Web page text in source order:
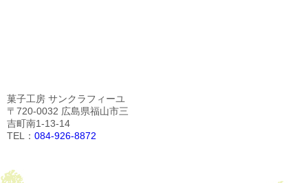
菓子工房 サンクラフィーユ
〒720-0032 広島県福山市三
吉町南1-13-14
TEL： 084-926-8872